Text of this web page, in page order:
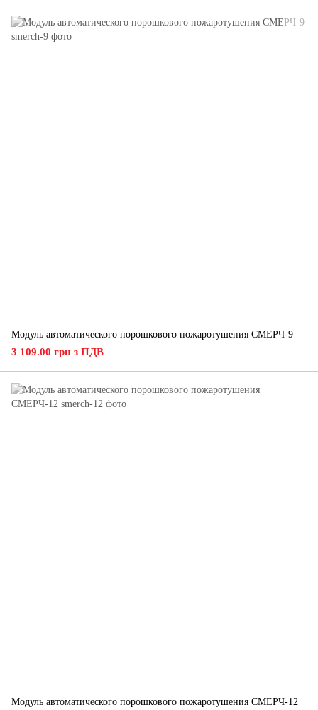
Модуль автоматического порошкового пожаротушения СМЕРЧ-9
3 109.00 грн з ПДВ
Модуль автоматического порошкового пожаротушения СМЕРЧ-12